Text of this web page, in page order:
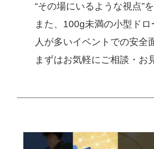
“その場にいるような視点”
また、100g未満の小型ド
人が多いイベントでの安全
まずはお気軽にご相談・お